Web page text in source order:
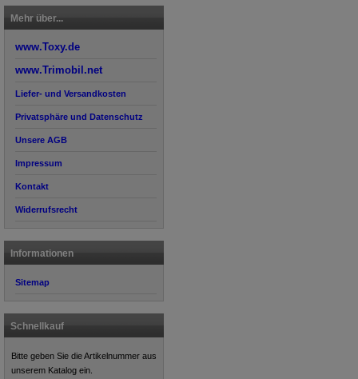
Mehr über...
www.Toxy.de
www.Trimobil.net
Liefer- und Versandkosten
Privatsphäre und Datenschutz
Unsere AGB
Impressum
Kontakt
Widerrufsrecht
Informationen
Sitemap
Schnellkauf
Bitte geben Sie die Artikelnummer aus
unserem Katalog ein.